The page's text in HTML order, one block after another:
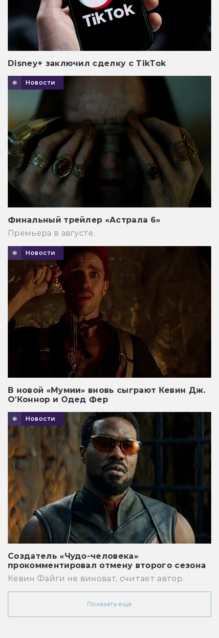
Disney+ заключил сделку с TikTok
Новости
Финальный трейлер «Астрала 6»
Премьера в августе.
Новости
В новой «Мумии» вновь сыграют Кевин Дж.
О’Коннор и Одед Фер
Новости
Создатель «Чудо-человека»
прокомментировал отмену второго сезона
Кевин Файги не виноват, считает автор.
Показать ещё